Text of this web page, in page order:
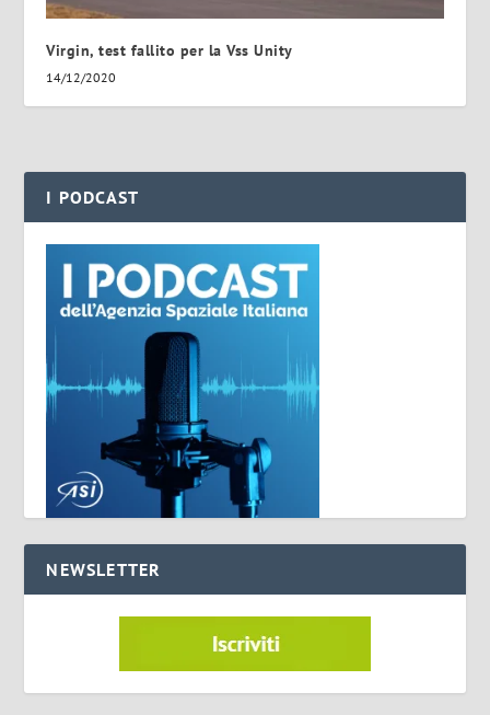
Virgin, test fallito per la Vss Unity
14/12/2020
I PODCAST
NEWSLETTER